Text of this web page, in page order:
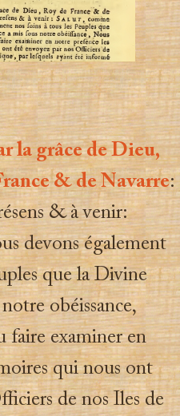
la grâce de Dieu,
& de Navarre:
& à venir:
devons également
que la Divine
obéissance,
faire examiner en
qui nous ont
de nos Iles de